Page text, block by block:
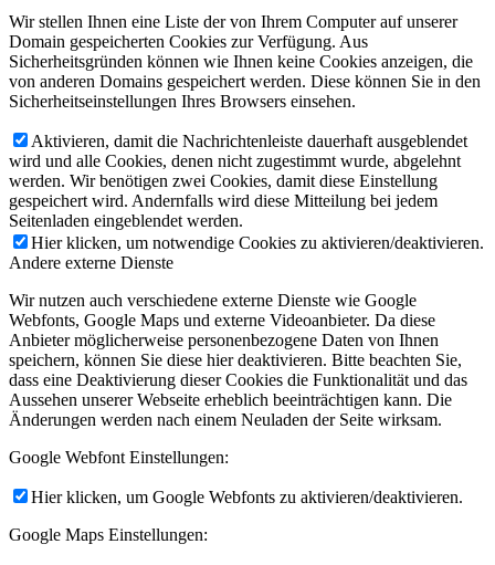
Wir stellen Ihnen eine Liste der von Ihrem Computer auf unserer
Domain gespeicherten Cookies zur Verfügung. Aus
Sicherheitsgründen können wie Ihnen keine Cookies anzeigen, die
von anderen Domains gespeichert werden. Diese können Sie in den
Sicherheitseinstellungen Ihres Browsers einsehen.
Aktivieren, damit die Nachrichtenleiste dauerhaft ausgeblendet
wird und alle Cookies, denen nicht zugestimmt wurde, abgelehnt
werden. Wir benötigen zwei Cookies, damit diese Einstellung
gespeichert wird. Andernfalls wird diese Mitteilung bei jedem
Seitenladen eingeblendet werden.
Hier klicken, um notwendige Cookies zu aktivieren/deaktivieren.
Andere externe Dienste
Wir nutzen auch verschiedene externe Dienste wie Google
Webfonts, Google Maps und externe Videoanbieter. Da diese
Anbieter möglicherweise personenbezogene Daten von Ihnen
speichern, können Sie diese hier deaktivieren. Bitte beachten Sie,
dass eine Deaktivierung dieser Cookies die Funktionalität und das
Aussehen unserer Webseite erheblich beeinträchtigen kann. Die
Änderungen werden nach einem Neuladen der Seite wirksam.
Google Webfont Einstellungen:
Hier klicken, um Google Webfonts zu aktivieren/deaktivieren.
Google Maps Einstellungen: